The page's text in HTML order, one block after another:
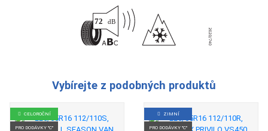
Vybírejte z podobných produktů
CELOROČNÍ
PRO DODÁVKY "C"
ZIMNÍ
PRO DODÁVKY "C"